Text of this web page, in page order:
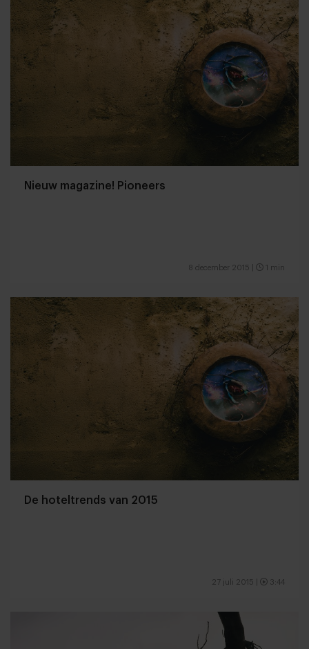
Nieuw magazine! Pioneers
8 december 2015 1 min
De hoteltrends van 2015
27 juli 2015 3:44